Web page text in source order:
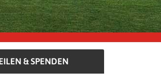
& SPENDEN